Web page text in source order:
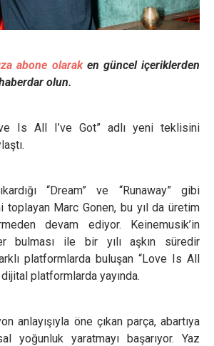
abone olaraken güncel içeriklerden
olun.
Is All I’ve Got” adlı yeni teklisini
“Dream” ve “Runaway” gibi
toplayan Marc Gonen, bu yıl da üretim
devam ediyor. Keinemusik’in
bulması ile bir yılı aşkın süredir
platformlarda buluşan “Love Is All
dijital platformlarda yayında.
anlayışıyla öne çıkan parça, abartıya
yoğunluk yaratmayı başarıyor. Yaz